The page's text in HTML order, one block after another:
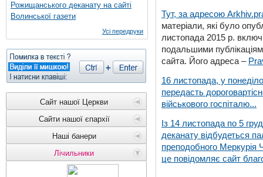
Рожищанського деканату на сайті
Волинської газети
Усі передруки
Сайт нашої Церкви
Сайти нашої єпархії
Наші банери
Лічильники
Тут, за адресою
матеріали, які було
листопада 2015 р.
подальшими
сайта. Його адреса –
16 листопада, у
передасть
військового госпіталю...
Із 14 листопада по 5
деканату відбудеться
преподобного Меркурія
це повідомляє сайт